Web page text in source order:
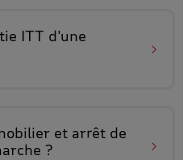
ITT d'une
et arrêt de
?